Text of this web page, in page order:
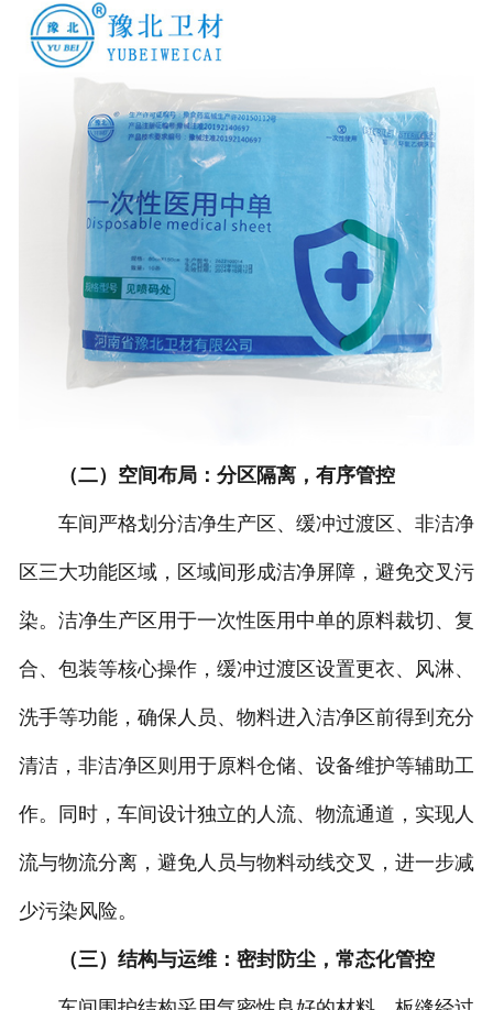
（二）空间布局：分区隔离，有序管控
车间严格划分洁净生产区、缓冲过渡区、非洁净
区三大功能区域，区域间形成洁净屏障，避免交叉污
染。洁净生产区用于一次性医用中单的原料裁切、复
合、包装等核心操作，缓冲过渡区设置更衣、风淋、
洗手等功能，确保人员、物料进入洁净区前得到充分
清洁，非洁净区则用于原料仓储、设备维护等辅助工
作。同时，车间设计独立的人流、物流通道，实现人
流与物流分离，避免人员与物料动线交叉，进一步减
少污染风险。
（三）结构与运维：密封防尘，常态化管控